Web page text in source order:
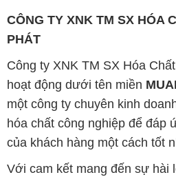
CÔNG TY XNK TM SX HÓA
PHÁT
Công ty XNK TM SX Hóa
hoạt động dưới tên miền
một công ty chuyên kinh
hóa chất công nghiệp để đáp
của khách hàng một cách tốt
Với cam kết mang đến sự hài